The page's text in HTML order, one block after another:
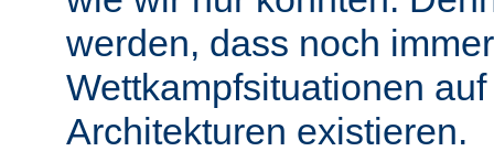
werden, dass noch immer
Wettkampfsituationen
Architekturen existieren.